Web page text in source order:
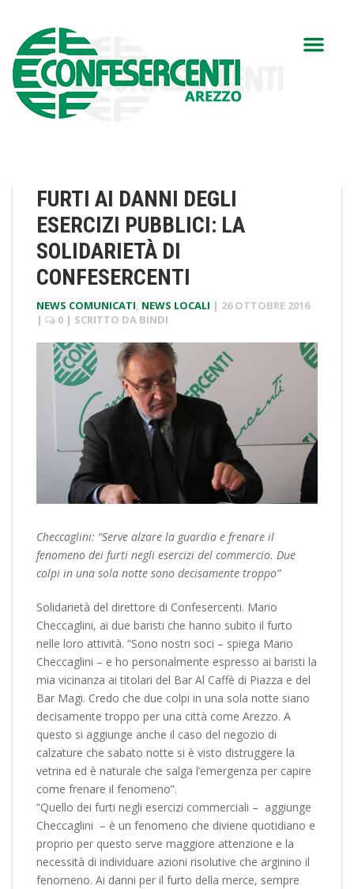
FURTI AI DANNI DEGLI
ESERCIZI PUBBLICI: LA
SOLIDARIETÀ DI
CONFESERCENTI
NEWS COMUNICATI, NEWS LOCALI | 26 OTTOBRE 2016
|
0 | SCRITTO DA BINDI
Checcaglini: “Serve alzare la guardia e frenare il
fenomeno dei furti negli esercizi del commercio. Due
colpi in una sola notte sono decisamente troppo”
Solidarietà del direttore di Confesercenti. Mario
Checcaglini, ai due baristi che hanno subito il furto
nelle loro attività. “Sono nostri soci – spiega Mario
Checcaglini – e ho personalmente espresso ai baristi la
mia vicinanza ai titolari del Bar Al Caffè di Piazza e del
Bar Magi. Credo che due colpi in una sola notte siano
decisamente troppo per una città come Arezzo. A
questo si aggiunge anche il caso del negozio di
calzature che sabato notte si è visto distruggere la
vetrina ed è naturale che salga l’emergenza per capire
come frenare il fenomeno”.
“Quello dei furti negli esercizi commerciali – aggiunge
Checcaglini – è un fenomeno che diviene quotidiano e
proprio per questo serve maggiore attenzione e la
necessità di individuare azioni risolutive che arginino il
fenomeno. Ai danni per il furto della merce, sempre